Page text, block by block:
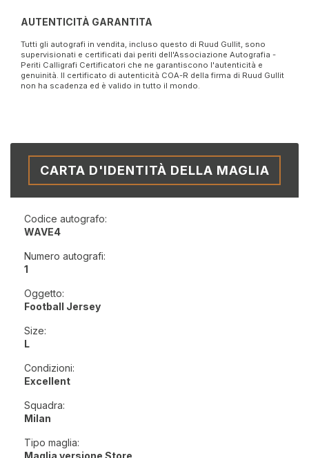
AUTENTICITÀ GARANTITA
Tutti gli autografi in vendita, incluso questo di Ruud Gullit, sono
supervisionati e certificati dai periti dell'Associazione Autografia -
Periti Calligrafi Certificatori che ne garantiscono l'autenticità e
genuinità. Il certificato di autenticità COA-R della firma di Ruud Gullit
non ha scadenza ed è valido in tutto il mondo.
CARTA D'IDENTITÀ DELLA MAGLIA
Codice autografo:
WAVE4
Numero autografi:
1
Oggetto:
Football Jersey
Size:
L
Condizioni:
Excellent
Squadra:
Milan
Tipo maglia: